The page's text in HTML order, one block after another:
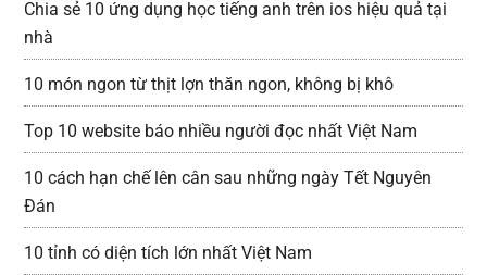
Chia sẻ 10 ứng dụng học tiếng anh trên ios hiệu quả tại
nhà
10 món ngon từ thịt lợn thăn ngon, không bị khô
Top 10 website báo nhiều người đọc nhất Việt Nam
10 cách hạn chế lên cân sau những ngày Tết Nguyên
Đán
10 tỉnh có diện tích lớn nhất Việt Nam